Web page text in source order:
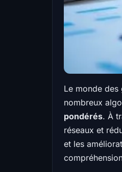
Le monde des
nombreux
pondérés. À
réseaux et
et les